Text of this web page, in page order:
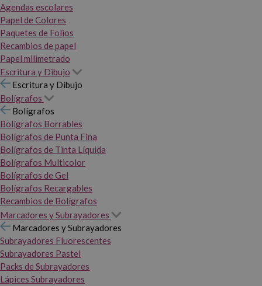
Agendas escolares
Papel de Colores
Paquetes de Folios
Recambios de papel
Papel milimetrado
Escritura y Dibujo
Escritura y Dibujo
Bolígrafos
Bolígrafos
Bolígrafos Borrables
Bolígrafos de Punta Fina
Bolígrafos de Tinta Líquida
Bolígrafos Multicolor
Bolígrafos de Gel
Bolígrafos Recargables
Recambios de Bolígrafos
Marcadores y Subrayadores
Marcadores y Subrayadores
Subrayadores Fluorescentes
Subrayadores Pastel
Packs de Subrayadores
Lápices Subrayadores